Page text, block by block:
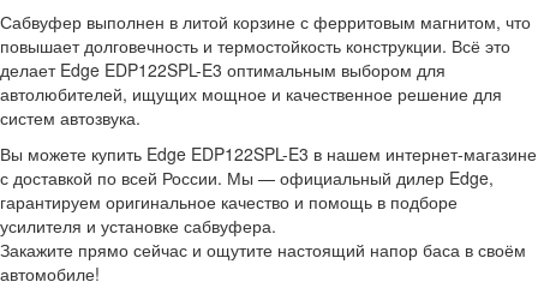
Сабвуфер выполнен в литой корзине с ферритовым магнитом, что
повышает долговечность и термостойкость конструкции. Всё это
делает Edge EDP122SPL-E3 оптимальным выбором для
автолюбителей, ищущих мощное и качественное решение для
систем автозвука.
Вы можете купить Edge EDP122SPL-E3 в нашем интернет-магазине
с доставкой по всей России. Мы — официальный дилер Edge,
гарантируем оригинальное качество и помощь в подборе
усилителя и установке сабвуфера.
Закажите прямо сейчас и ощутите настоящий напор баса в своём
автомобиле!